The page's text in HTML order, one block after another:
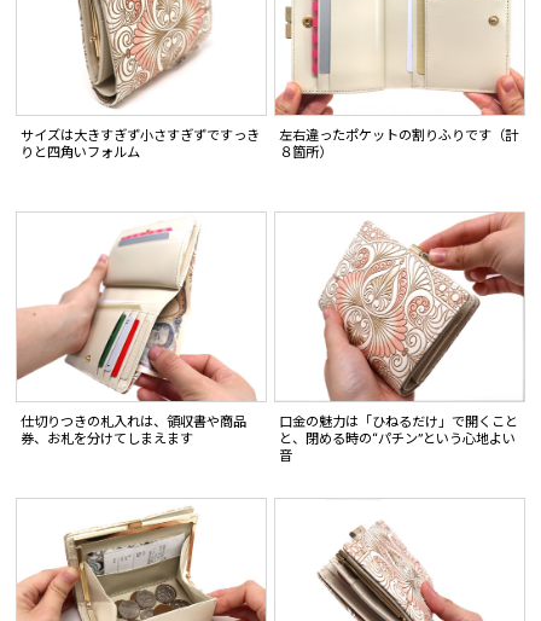
サイズは大きすぎず小さすぎずですっき
りと四角いフォルム
左右違ったポケットの割りふりです（計
８箇所）
仕切りつきの札入れは、領収書や商品
券、お札を分けてしまえます
口金の魅力は「ひねるだけ」で開くこと
と、閉める時の“パチン”という心地よい
音